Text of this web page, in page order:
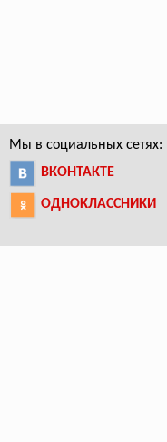
Мы в социальных сетях:
ВКОНТАКТЕ
ОДНОКЛАССНИКИ